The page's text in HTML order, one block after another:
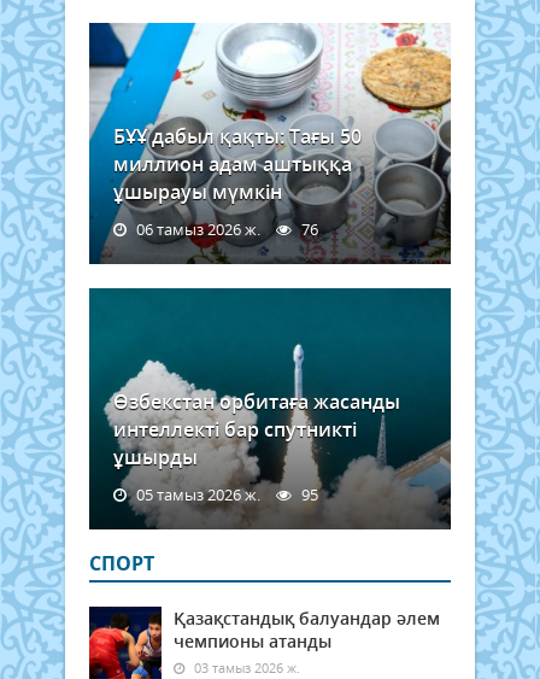
БҰҰ дабыл қақты: Тағы 50
миллион адам аштыққа
ұшырауы мүмкін
06 тамыз 2026 ж. 76
Өзбекстан орбитаға жасанды
интеллекті бар спутникті
ұшырды
05 тамыз 2026 ж. 95
СПОРТ
Қазақстандық балуандар әлем
чемпионы атанды
03 тамыз 2026 ж.